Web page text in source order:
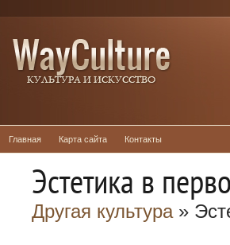
Главная Карта сайта Контакты
Эстетика в
Другая культура»